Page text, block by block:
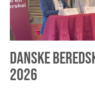
DANSKE
2026